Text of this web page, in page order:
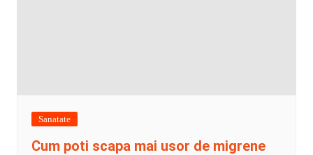
Sanatate
Cum poti scapa mai usor de migrene